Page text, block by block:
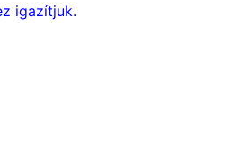
igazítjuk.